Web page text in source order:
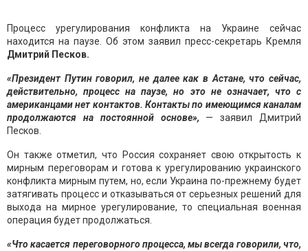
Процесс урегулирования конфликта на Украине сейчас
находится на паузе. Об этом заявил пресс-секретарь Кремля
Дмитрий Песков.
«Президент Путин говорил, не далее как в Астане, что сейчас,
действительно, процесс на паузе, но это не означает, что с
американцами нет контактов. Контакты по имеющимся каналам
продолжаются на постоянной основе», — заявил Дмитрий
Песков.
Он также отметил, что Россия сохраняет свою открытость к
мирным переговорам и готова к урегулированию украинского
конфликта мирным путем, но, если Украина по-прежнему будет
затягивать процесс и отказываться от серьезных решений для
выхода на мирное урегулирование, то специальная военная
операция будет продолжаться.
«Что касается переговорного процесса, мы всегда говорили, что,